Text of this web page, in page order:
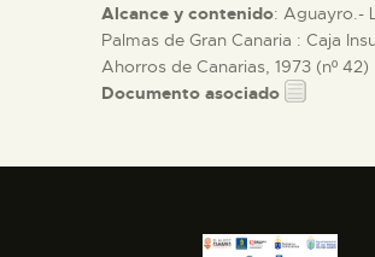
Alcance y contenido: Aguayro.-
Palmas de Gran Canaria : Caja
Ahorros de Canarias, 1973 (nº 42)
Documento asociado